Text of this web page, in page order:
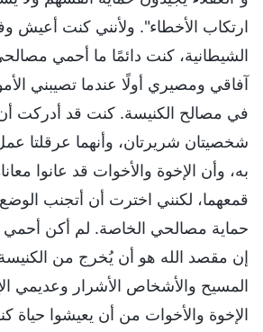
ارتكاب الأخطاء". ولأنني كنت أعيش
الشيطانية، كنت دائمًا ما أحمي
آفاقي ومصيري أولًا عندما تصيبني
في مصالح الكنيسة. كنت قد أدركت أن
شخصيتان شريرتان، وأنهما عرقلتا
به، وأن الإخوة والأخوات قد عانوا
قمعهما، لكنني اخترت أن أتجنب
حماية مصالحي الخاصة. لم أكن
إن مقصد الله هو أن يُخرج من
المسيح والأشخاص الأشرار وعديمي
الإخوة والأخوات من أن يعيشوا حياة